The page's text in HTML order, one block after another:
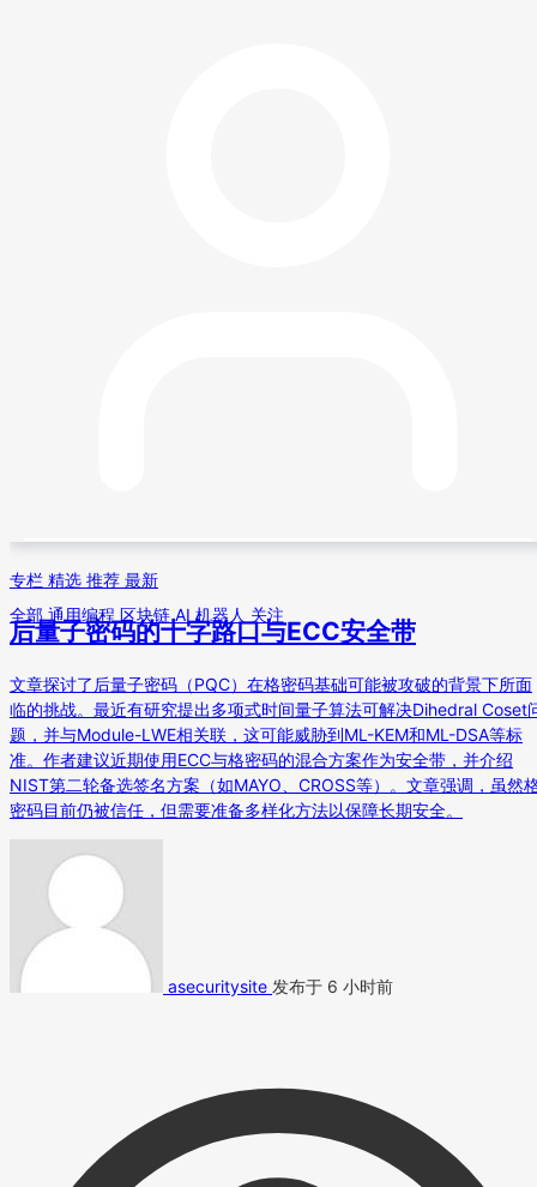
全部通用编程 区块链AI 机器人 关注
专栏 精选 推荐 最新
后量子密码的十字路口与ECC安全带
文章探讨了后量子密码（PQC）在格密码基础可能被攻破的背景下所面
临的挑战。最近有研究提出多项式时间量子算法可解决Dihedral Coset
题，并与Module-LWE相关联，这可能威胁到ML-KEM和ML-DSA等标
准。作者建议近期使用ECC与格密码的混合方案作为安全带，并介绍
NIST第二轮备选签名方案（如MAYO、CROSS等）。文章强调，虽然
密码目前仍被信任，但需要准备多样化方法以保障长期安全。
asecuritysite 发布于 6 小时前